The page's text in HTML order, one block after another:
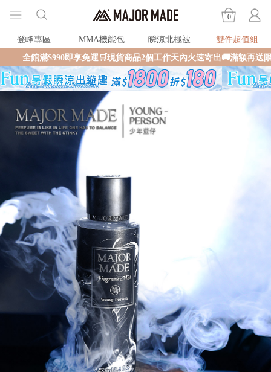
0
登峰專區 MMA機能包 瞬涼北極被
雙件超值組
即享免運🛒現貨商品2個工作天內火速寄出🚚滿額再送限量好禮✨